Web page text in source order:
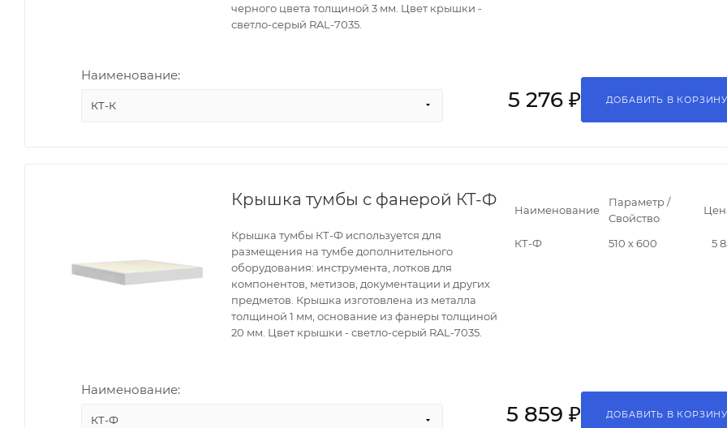
черного цвета толщиной 3 мм. Цвет крышки -
светло-серый RAL-7035.
Наименование:
КТ-К 5 276 ₽ ДОБАВИТЬ В КОРЗИНУ
Крышка тумбы с фанерой КТ-Ф
Крышка тумбы КТ-Ф используется для
размещения на тумбе дополнительного
оборудования: инструмента, лотков для
компонентов, метизов, документации и других
предметов. Крышка изготовлена из металла
толщиной 1 мм, основание из фанеры толщиной
20 мм. Цвет крышки - светло-серый RAL-7035.
Наименование
Параметр /
Свойство
КТ-Ф 510 х 600 5
Наименование:
КТ-Ф 5 859 ₽ ДОБАВИТЬ В КОРЗИНУ